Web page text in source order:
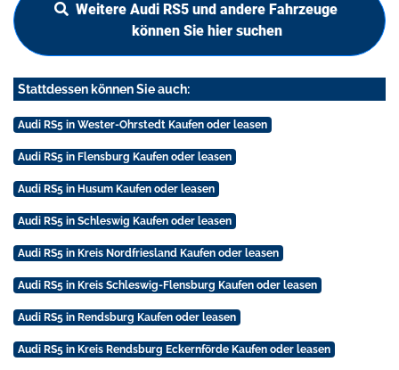
Weitere Audi RS5 und andere Fahrzeuge
können Sie hier suchen
Stattdessen können Sie auch:
Audi RS5 in Wester-Ohrstedt Kaufen oder leasen
Audi RS5 in Flensburg Kaufen oder leasen
Audi RS5 in Husum Kaufen oder leasen
Audi RS5 in Schleswig Kaufen oder leasen
Audi RS5 in Kreis Nordfriesland Kaufen oder leasen
Audi RS5 in Kreis Schleswig-Flensburg Kaufen oder leasen
Audi RS5 in Rendsburg Kaufen oder leasen
Audi RS5 in Kreis Rendsburg Eckernförde Kaufen oder leasen